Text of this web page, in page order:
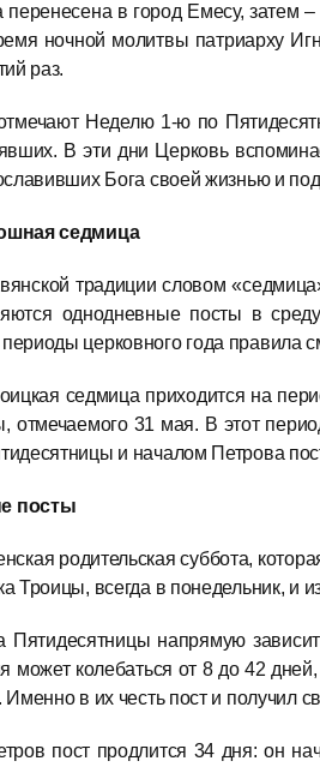
перенесена в город Емесу, затем
ночной молитвы патриарху
раз.
Неделю 1‑ю по
В эти дни Церковь
Бога своей жизнью и
седмица
традиции словом
однодневные посты в
церковного года правила
седмица приходится на
отмечаемого 31 мая. В этот
и началом Петрова
посты
родительская суббота,
Троицы, всегда в понедельник, и
Пятидесятницы напрямую
может колебаться от 8 до 42
в их честь пост и получил
пост продлится 34 дня: он